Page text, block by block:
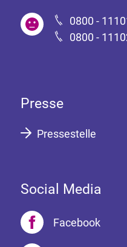
0800 -
0800 -
Presse
Pressestelle
Social Media
Facebook